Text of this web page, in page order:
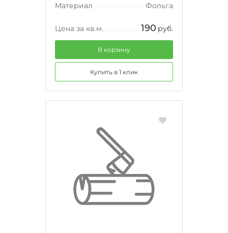
Материал Фольга
Цена за кв.м. 190 руб.
В корзину
Купить в 1 клик